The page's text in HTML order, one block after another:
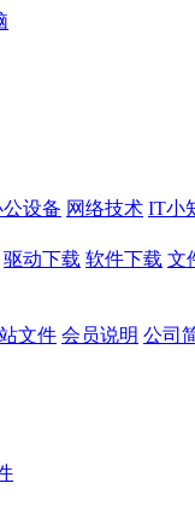
公设备 网络技术 IT小
驱动下载 软件下载 文
文件 会员说明 公司